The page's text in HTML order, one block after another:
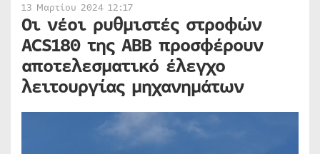
13 Μαρτίου 2024 12:17
Oι νέοι ρυθμιστές στροφών
ACS180 της ΑΒΒ προσφέρουν
αποτελεσματικό έλεγχο
λειτουργίας μηχανημάτων